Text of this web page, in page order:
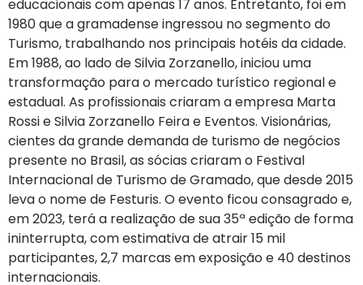
educacionais com apenas 17 anos. Entretanto, foi em
1980 que a gramadense ingressou no segmento do
Turismo, trabalhando nos principais hotéis da cidade.
Em 1988, ao lado de Silvia Zorzanello, iniciou uma
transformação para o mercado turístico regional e
estadual. As profissionais criaram a empresa Marta
Rossi e Silvia Zorzanello Feira e Eventos. Visionárias,
cientes da grande demanda de turismo de negócios
presente no Brasil, as sócias criaram o Festival
Internacional de Turismo de Gramado, que desde 2015
leva o nome de Festuris. O evento ficou consagrado e,
em 2023, terá a realização de sua 35ª edição de forma
ininterrupta, com estimativa de atrair 15 mil
participantes, 2,7 marcas em exposição e 40 destinos
internacionais.